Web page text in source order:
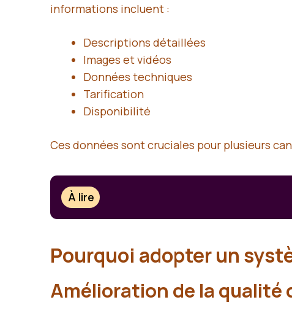
informations incluent :
Descriptions détaillées
Images et vidéos
Données techniques
Tarification
Disponibilité
Ces données sont cruciales pour plusieurs
À lire
Pourquoi adopter un
Amélioration de la qualité